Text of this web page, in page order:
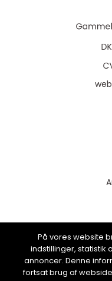
På vores website
indstillinger, statistik
annoncer. Denne
fortsat brug af